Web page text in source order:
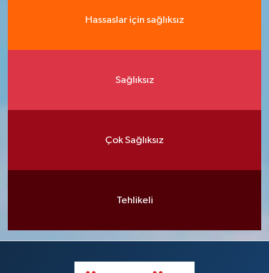
Hassaslar için sağlıksız
Sağlıksız
Çok Sağlıksız
Tehlikeli